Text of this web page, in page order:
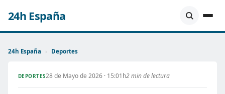
24h España
24h España › Deportes
DEPORTES28 de Mayo de 2026 · 15:01h2 min de lectura